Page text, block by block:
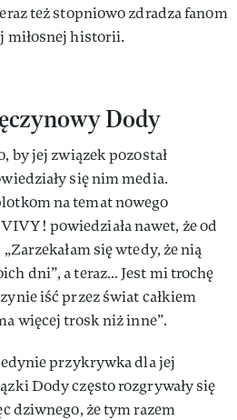
też stopniowo zdradza fanom
miłosnej historii.
Dody
by jej związek pozostał
się nim media.
na temat nowego
powiedziała nawet, że od
się wtedy, że nią
dni”, a teraz… Jest mi trochę
iść przez świat całkiem
więcej trosk niż inne”.
przykrywka dla jej
Dody często rozgrywały się
dziwnego, że tym razem